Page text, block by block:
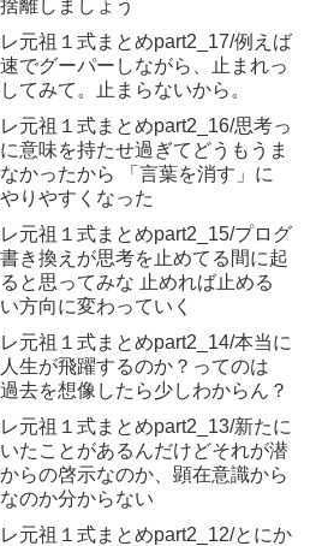
離しましょう
元祖１式まとめpart2_17/例えば
でグーパーしながら、止まれっ
てみて。止まらないから。
元祖１式まとめpart2_16/思考っ
意味を持たせ過ぎてどうもうま
かったから 「言葉を消す」に
りやすくなった
元祖１式まとめpart2_15/プログ
き換えが思考を止めてる間に起
と思ってみな 止めれば止める
方向に変わっていく
元祖１式まとめpart2_14/本当に
生が飛躍するのか？ってのは
去を想像したら少しわからん？
元祖１式まとめpart2_13/新たに
たことがあるんだけどそれが潜
らの啓示なのか、顕在意識から
のか分からない
元祖１式まとめpart2_12/とにか